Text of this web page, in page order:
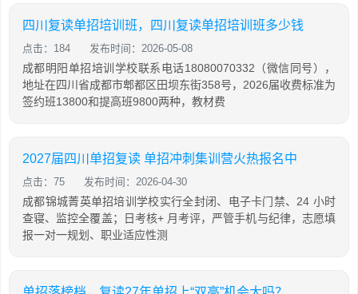
四川复读单招培训班，四川复读单招培训班多少钱
点击：184 发布时间：2026-05-08
成都明阳单招培训学校联系电话18080070332（微信同号），
地址在四川省成都市郫都区田坝东街358号，2026届收费标准为
签约班13800和提高班9800两种，教材费
2027届四川单招复读 单招冲刺集训营火热报名中
点击：75 发布时间：2026-04-30
成都锦城菁英单招培训学校实行全封闭、电子卡门禁、24 小时
查寝、监控全覆盖；日考核+ 月考评，严管手机与纪律，志愿填
报一对一规划、职业适应性测